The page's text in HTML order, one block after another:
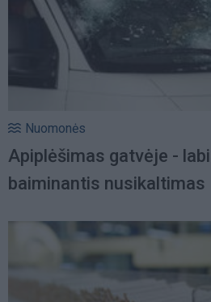
Nuomonės
Apiplėšimas gatvėje -
baiminantis nusikaltimas